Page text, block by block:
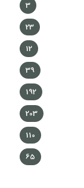
3
23
12
39
192
203
110
65